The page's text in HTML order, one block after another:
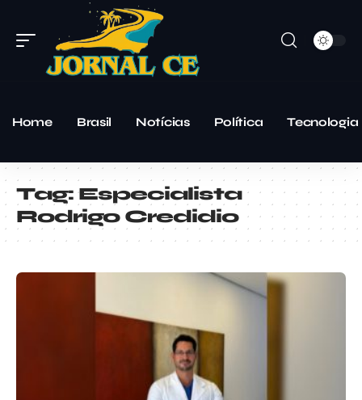
Home Brasil Notícias Política Tecnologia
Tag:Especialista
Rodrigo Credidio